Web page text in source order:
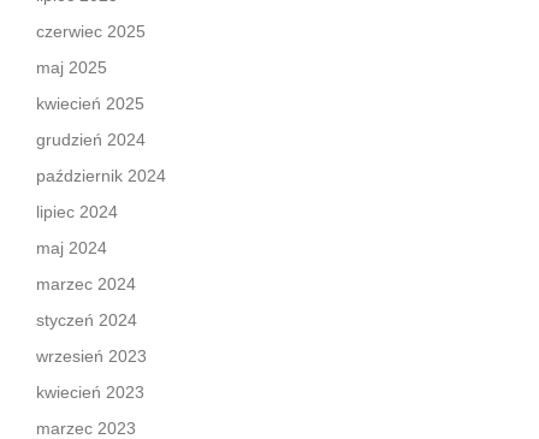
czerwiec 2025
maj 2025
kwiecień 2025
grudzień 2024
październik 2024
lipiec 2024
maj 2024
marzec 2024
styczeń 2024
wrzesień 2023
kwiecień 2023
marzec 2023